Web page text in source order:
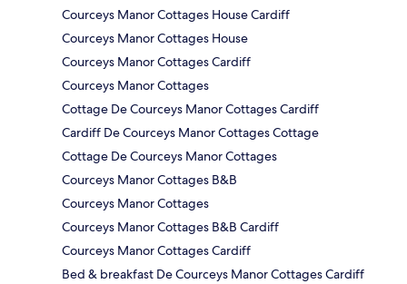
Courceys Manor Cottages House Cardiff
Courceys Manor Cottages House
Courceys Manor Cottages Cardiff
Courceys Manor Cottages
Cottage De Courceys Manor Cottages Cardiff
Cardiff De Courceys Manor Cottages Cottage
Cottage De Courceys Manor Cottages
Courceys Manor Cottages B&B
Courceys Manor Cottages
Courceys Manor Cottages B&B Cardiff
Courceys Manor Cottages Cardiff
Bed & breakfast De Courceys Manor Cottages Cardiff